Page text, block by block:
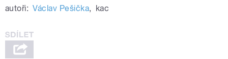
autoři: Václav Pešička, kac